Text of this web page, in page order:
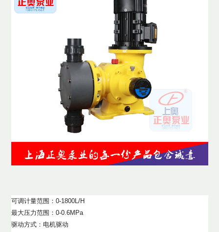
可调计量范围：0-1800L/H
最大压力范围：0-0.6MPa
驱动方式：电机驱动